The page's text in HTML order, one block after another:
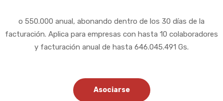
o 550.000 anual, abonando dentro de los 30 días de la
facturación. Aplica para empresas con hasta 10 colaboradores
y facturación anual de hasta 646.045.491 Gs.
Asociarse